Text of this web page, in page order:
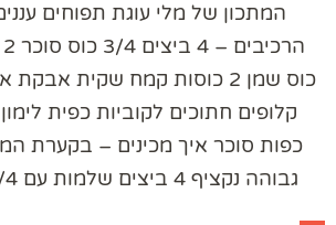
המתכון של מלי עוגת תפוחים
כפות סוכר איך מכינים – בקערת
גבוהה נקציף 4 ביצים שלמות עם 3/4 כוס סוכר …